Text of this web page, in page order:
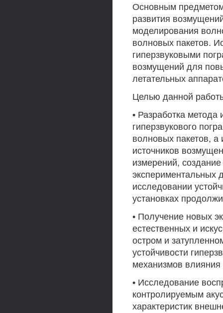
Основным
развития
моделирования
волновых пакетов.
гиперзвуковыми
возмущений для
летательных
Целью данной
• Разработка метода
гиперзвукового
волновых пакетов, а
источников
измерений,
экспериментальных
исследовании
установках
• Получение новых
естественных и
остром и
устойчивости
механизмов влияния
• Исследование
контролируемым
характеристик